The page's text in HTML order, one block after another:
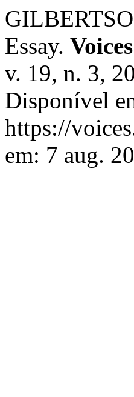
Essay.
v. 19, n. 3,
Disponível
https://
em: 7 aug.